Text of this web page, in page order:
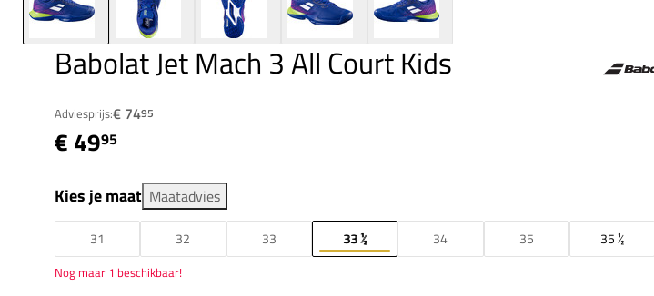
Babolat Jet Mach 3 All Court Kids
Adviesprijs:€ 7495
€ 4995
Kies je maat Maatadvies
31 32 33 33 ½ 34 35 35 ½
Nog maar 1 beschikbaar!